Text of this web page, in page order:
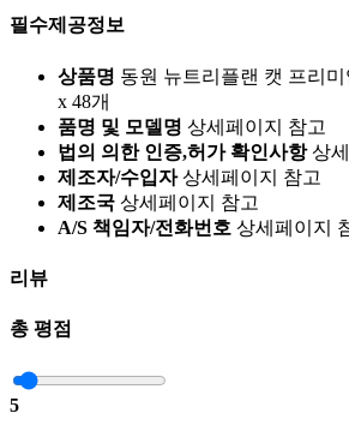
필수제공정보
상품명 동원 뉴트리플랜 캣 프리
x 48개
품명 및 모델명 상세페이지 참고
법의 의한 인증,허가 확인사항 상
제조자/수입자 상세페이지 참고
제조국 상세페이지 참고
A/S 책임자/전화번호 상세페이지
리뷰
총 평점
5